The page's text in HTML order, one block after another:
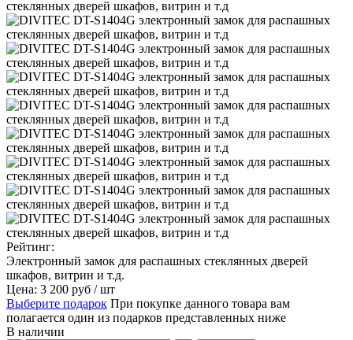
Рейтинг:
Электронный замок для распашных стеклянных дверей
шкафов, витрин и т.д.
Цена: 3 200 руб / шт
Выберите подарок При покупке данного товара вам
полагается один из подарков представленных ниже
В наличии